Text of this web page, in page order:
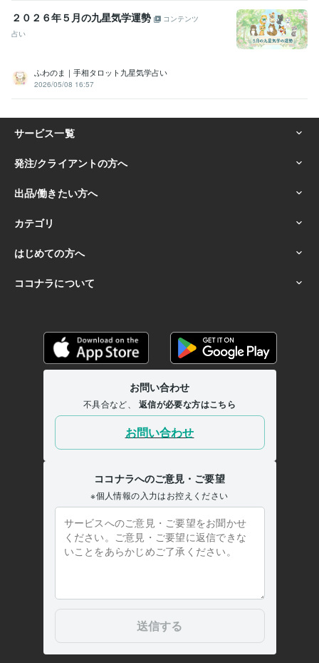
２０２６年５月の九星気学運勢
コンテンツ
占い
ふわのま｜手相タロット九星気学占い
2026/05/08 16:57